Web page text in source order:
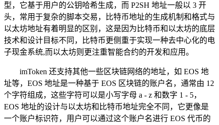
型，它基于用户的公钥哈希生成，而 P2SH 地址一般以 3 开
头，常用于复杂的脚本交易，比特币地址的生成机制和格式与
以太坊地址有着明显的区别，这是因为比特币和以太坊的底层
技术和设计目标不同，比特币更侧重于实现一种去中心化的电
子现金系统,而以太坊则更注重智能合约的开发和应用。
imToken 还支持其他一些区块链网络的地址，如 EOS 地
址等，EOS 地址是一种基于 EOS 区块链的账户名，通常由 12
个字符组成，这些字符可以是小写字母 a - z 和数字 1 - 5，
EOS 地址的设计与以太坊和比特币地址完全不同，它更像是
一个账户标识符，用户可以通过这个账户名进行 EOS 代币的